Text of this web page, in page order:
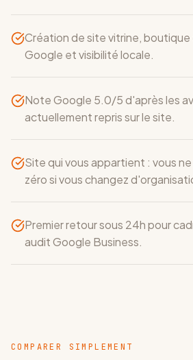
Création de site vitrine, boutique
Google et visibilité locale.
Note Google 5.0/5 d'après les
actuellement repris sur le site.
Site qui vous appartient : vous
zéro si vous changez
Premier retour sous 24h pour
audit Google Business.
COMPARER SIMPLEMENT